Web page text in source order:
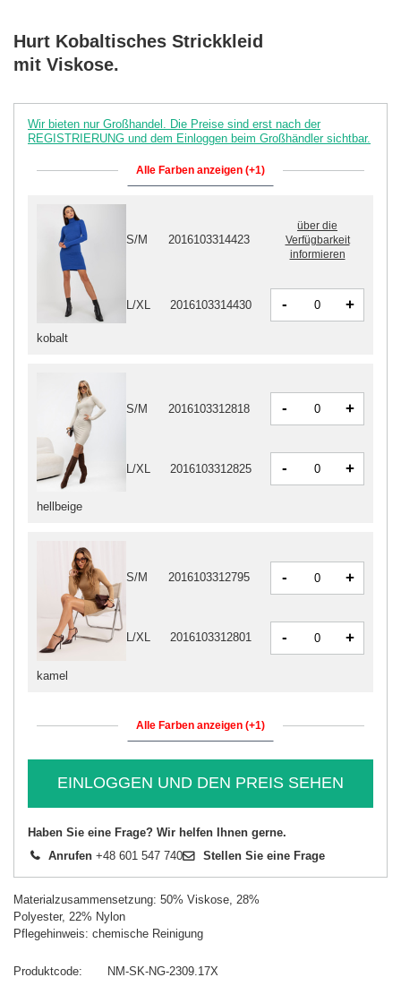
Hurt Kobaltisches Strickkleid
mit Viskose.
Wir bieten nur Großhandel. Die Preise sind erst nach der
REGISTRIERUNG und dem Einloggen beim Großhändler sichtbar.
Alle Farben anzeigen (+1)
hellbeige
S/M 2016103312818 - +
L/XL 2016103312825 - +
kamel
S/M 2016103312795 - +
L/XL 2016103312801 - +
kobalt
S/M 2016103314423
über die
Verfügbarkeit
informieren
L/XL 2016103314430 - +
Alle Farben anzeigen (+1)
EINLOGGEN UND DEN PREIS SEHEN
Haben Sie eine Frage? Wir helfen Ihnen gerne.
Anrufen +48 601 547 740 Stellen Sie eine Frage
Materialzusammensetzung: 50% Viskose, 28%
Polyester, 22% Nylon
Pflegehinweis: chemische Reinigung
Produktcode
NM-SK-NG-2309.17X